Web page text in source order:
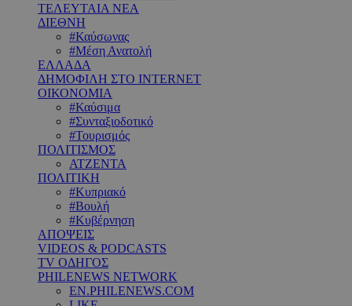
ΤΕΛΕΥΤΑΙΑ ΝΕΑ
ΔΙΕΘΝΗ
#Καύσωνας
#Μέση Ανατολή
ΕΛΛΑΔΑ
ΔΗΜΟΦΙΛΗ ΣΤΟ INTERNET
ΟΙΚΟΝΟΜΙΑ
#Καύσιμα
#Συνταξιοδοτικό
#Τουρισμός
ΠΟΛΙΤΙΣΜΟΣ
ΑΤΖΕΝΤΑ
ΠΟΛΙΤΙΚΗ
#Κυπριακό
#Βουλή
#Κυβέρνηση
ΑΠΟΨΕΙΣ
VIDEOS & PODCASTS
TV ΟΔΗΓΟΣ
PHILENEWS NETWORK
EN.PHILENEWS.COM